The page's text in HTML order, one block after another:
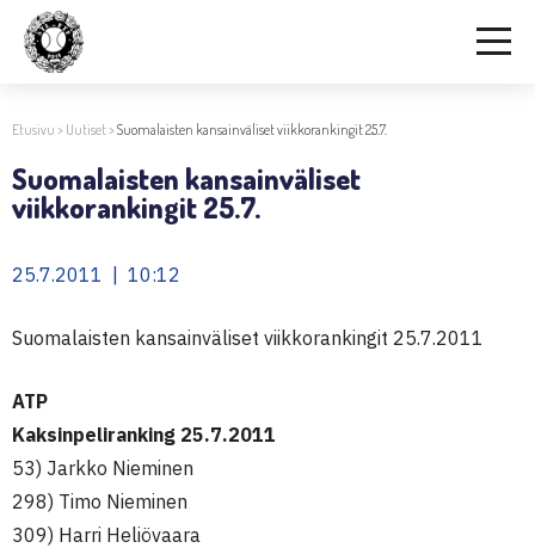
Etusivu > Uutiset>Suomalaisten kansainväliset viikkorankingit 25.7.
Suomalaisten kansainväliset
viikkorankingit 25.7.
25.7.2011 | 10:12
Suomalaisten kansainväliset viikkorankingit 25.7.2011
ATP
Kaksinpeliranking 25.7.2011
53) Jarkko Nieminen
298) Timo Nieminen
309) Harri Heliövaara